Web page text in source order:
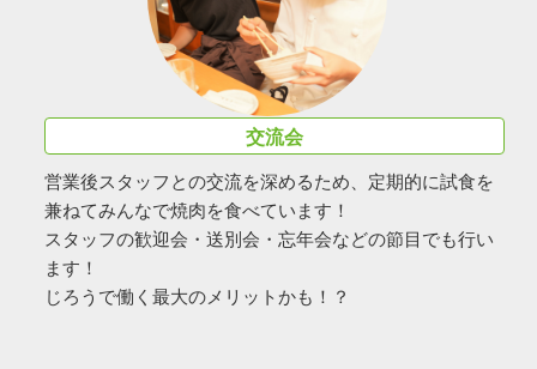
交流会
営業後スタッフとの交流を深めるため、定期的に試食を
兼ねてみんなで焼肉を食べています！
スタッフの歓迎会・送別会・忘年会などの節目でも行い
ます！
じろうで働く最大のメリットかも！？